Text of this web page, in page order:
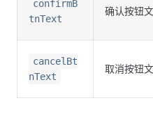
confirmB
tnText
确认按钮
cancelBt
nText
取消按钮